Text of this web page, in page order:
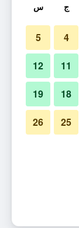
ج س
4
5
11
12
18
19
25
26